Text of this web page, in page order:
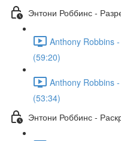
Энтони Роббинс -
Anthony Robbins
(59:20)
Anthony Robbins
(53:34)
Энтони Роббинс -